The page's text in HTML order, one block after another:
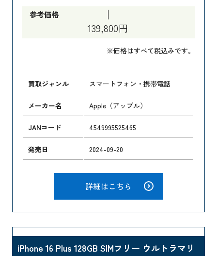
参考価格
139,800円
※価格はすべて税込みです。
買取ジャンル スマートフォン・携帯電話
メーカー名 Apple（アップル）
JANコード 4549995525465
発売日 2024-09-20
詳細はこちら
iPhone 16 Plus 128GB SIMフリー ウルトラマリ